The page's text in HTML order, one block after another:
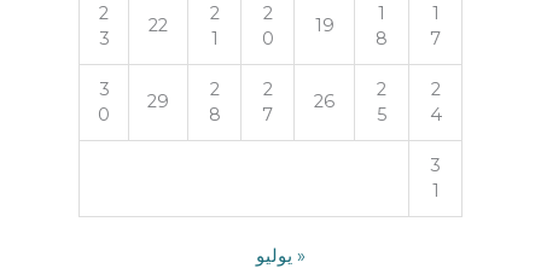
1
7
1
8
19
2
0
2
1
22
2
3
2
4
2
5
26
2
7
2
8
29
3
0
3
1
« يوليو